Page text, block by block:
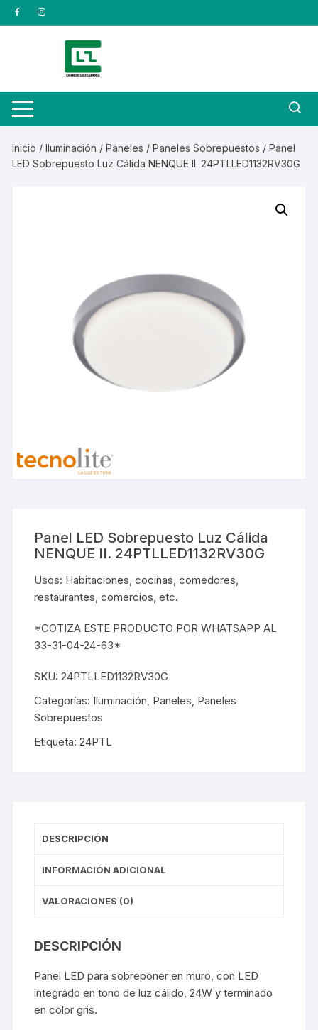
Saltar
al
Inicio /Iluminación /Paneles /Paneles Sobrepuestos / Panel
LED Sobrepuesto Luz Cálida NENQUE II. 24PTLLED1132RV30G
Panel LED Sobrepuesto Luz Cálida
NENQUE II. 24PTLLED1132RV30G
Usos: Habitaciones, cocinas, comedores,
restaurantes, comercios, etc.
*COTIZA ESTE PRODUCTO POR WHATSAPP AL
33-31-04-24-63*
SKU:24PTLLED1132RV30G
Categorías: Iluminación Paneles Paneles
Sobrepuestos
Etiqueta:24PTL
DESCRIPCIÓN
INFORMACIÓN ADICIONAL
VALORACIONES (0)
DESCRIPCIÓN
Panel LED para sobreponer en muro, con LED
integrado en tono de luz cálido, 24W y terminado
en color gris.